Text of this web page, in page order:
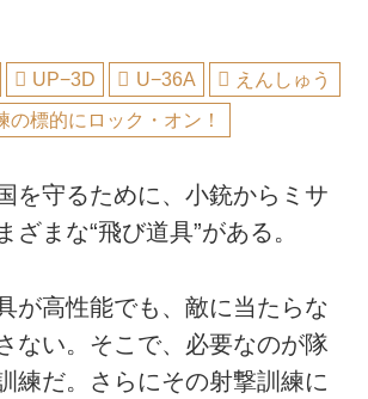
UP−3D U−36A
えんしゅう
の標的にロック・オン！
を守るために、小銃からミサ
ざまな“飛び道具”がある。
が高性能でも、敵に当たらな
ない。そこで、必要なのが隊
練だ。さらにその射撃訓練に